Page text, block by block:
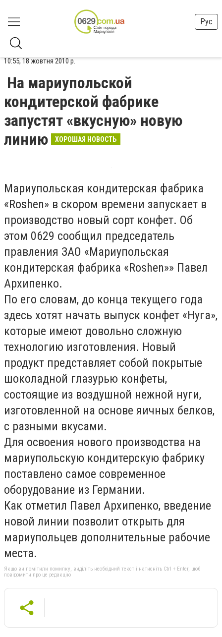
Рус
10:55, 18 жовтня 2010 р.
На мариупольской
кондитерской фабрике
запустят «вкусную» новую
линию
ХОРОШАЯ НОВОСТЬ
Мариупольская кондитерская фабрика
«Roshen» в скором времени запускает в
производство новый сорт конфет. Об
этом 0629 сообщил председатель
правления ЗАО «Мариупольская
кондитерская фабрика «Roshen»» Павел
Архипенко.
По его словам, до конца текущего года
здесь хотят начать выпуск конфет «Нуга»,
которые имеют довольно сложную
технологию изготовления. Новый
продукт представляет собой покрытые
шоколадной глазурью конфеты,
состоящие из воздушной нежной нуги,
изготовленной на основе яичных белков,
с разными вкусами.
Для освоения нового производства на
мариупольскую кондитерскую фабрику
поставлено самое современное
оборудование из Германии.
Как отметил Павел Архипенко, введение
новой линии позволит открыть для
мариупольцев дополнительные рабочие
места.
Якщо ви помітили помилку, виділіть необхідний текст і натисніть Ctrl + Enter, щоб
повідомити про це редакцію